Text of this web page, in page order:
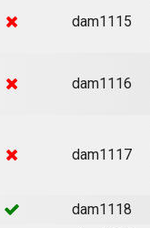
dam1115
dam1116
dam1117
dam1118